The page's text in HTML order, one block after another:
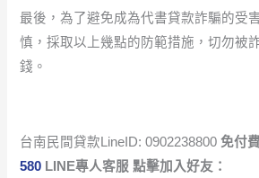
最後，為了避免成為代書貸款詐騙的受
慎，採取以上幾點的防範措施，切勿被
錢。
台南民間貸款LineID: 0902238800 免付
580 LINE專人客服 點擊加入好友：